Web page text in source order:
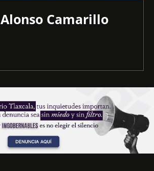
Alonso Camarillo